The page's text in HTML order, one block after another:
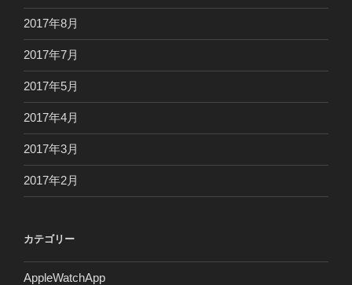
2017年8月
2017年7月
2017年5月
2017年4月
2017年3月
2017年2月
カテゴリー
AppleWatchApp